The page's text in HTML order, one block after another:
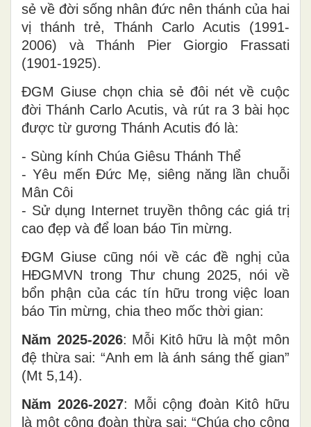
sẻ về đời sống nhân đức nên thánh của hai
vị thánh trẻ, Thánh Carlo Acutis (1991-
2006) và Thánh Pier Giorgio Frassati
(1901-1925).
ĐGM Giuse chọn chia sẻ đôi nét về cuộc
đời Thánh Carlo Acutis, và rút ra 3 bài học
được từ gương Thánh Acutis đó là:
- Sùng kính Chúa Giêsu Thánh Thể
- Yêu mến Đức Mẹ, siêng năng lần chuỗi
Mân Côi
- Sử dụng Internet truyền thông các giá trị
cao đẹp và để loan báo Tin mừng.
ĐGM Giuse cũng nói về các đề nghị của
HĐGMVN trong Thư chung 2025, nói về
bổn phận của các tín hữu trong việc loan
báo Tin mừng, chia theo mốc thời gian:
Năm 2025-2026: Mỗi Kitô hữu là một môn
đệ thừa sai: “Anh em là ánh sáng thế gian”
(Mt 5,14).
Năm 2026-2027: Mỗi cộng đoàn Kitô hữu
là một cộng đoàn thừa sai: “Chúa cho cộng